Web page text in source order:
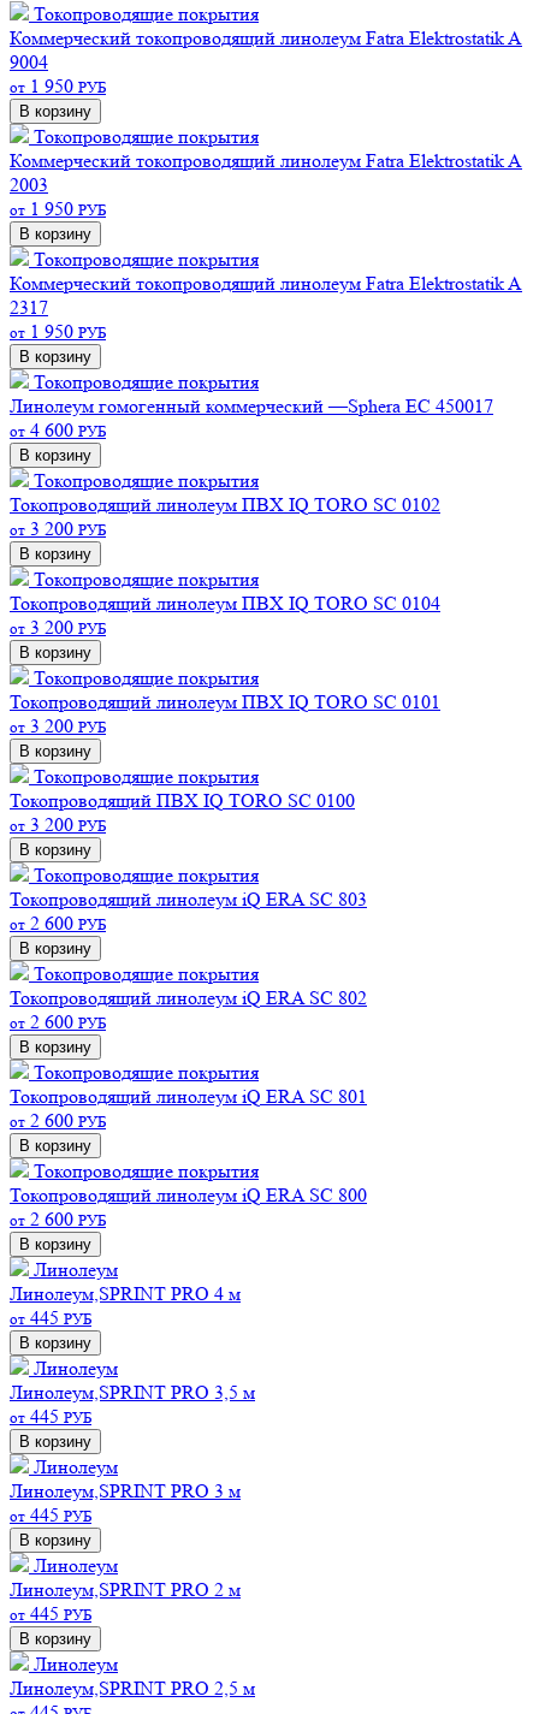
Токопроводящие покрытия
Коммерческий токопроводящий линолеум Fatra Elektrostatik A
9004
от 1 950 РУБ
В корзину
Токопроводящие покрытия
Коммерческий токопроводящий линолеум Fatra Elektrostatik A
2003
от 1 950 РУБ
В корзину
Токопроводящие покрытия
Коммерческий токопроводящий линолеум Fatra Elektrostatik A
2317
от 1 950 РУБ
В корзину
Токопроводящие покрытия
Линолеум гомогенный коммерческий —Sphera EC 450017
от 4 600 РУБ
В корзину
Токопроводящие покрытия
Токопроводящий линолеум ПВХ IQ TORO SC 0102
от 3 200 РУБ
В корзину
Токопроводящие покрытия
Токопроводящий линолеум ПВХ IQ TORO SC 0104
от 3 200 РУБ
В корзину
Токопроводящие покрытия
Токопроводящий линолеум ПВХ IQ TORO SC 0101
от 3 200 РУБ
В корзину
Токопроводящие покрытия
Токопроводящий ПВХ IQ TORO SC 0100
от 3 200 РУБ
В корзину
Токопроводящие покрытия
Токопроводящий линолеум iQ ERA SC 803
от 2 600 РУБ
В корзину
Токопроводящие покрытия
Токопроводящий линолеум iQ ERA SC 802
от 2 600 РУБ
В корзину
Токопроводящие покрытия
Токопроводящий линолеум iQ ERA SC 801
от 2 600 РУБ
В корзину
Токопроводящие покрытия
Токопроводящий линолеум iQ ERA SC 800
от 2 600 РУБ
В корзину
Линолеум
Линолеум,SPRINT PRO 4 м
от 445 РУБ
В корзину
Линолеум
Линолеум,SPRINT PRO 3,5 м
от 445 РУБ
В корзину
Линолеум
Линолеум,SPRINT PRO 3 м
от 445 РУБ
В корзину
Линолеум
Линолеум,SPRINT PRO 2 м
от 445 РУБ
В корзину
Линолеум
Линолеум,SPRINT PRO 2,5 м